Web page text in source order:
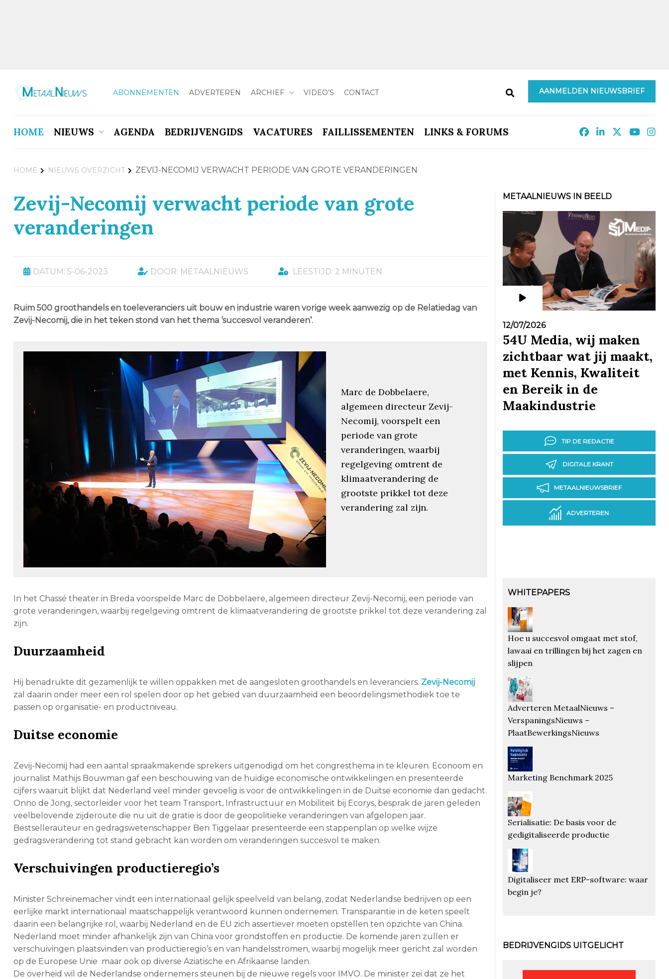
ABONNEMENTEN ADVERTEREN ARCHIEF VIDEO’S CONTACT AANMELDEN NIEUWSBRIEF
HOME NIEUWS AGENDA BEDRIJVENGIDS VACATURES FAILLISSEMENTEN LINKS & FORUMS
HOME NIEUWS OVERZICHT ZEVIJ-NECOMIJ VERWACHT PERIODE VAN GROTE VERANDERINGEN
Zevij-Necomij verwacht periode van grote
veranderingen
DATUM: 5-06-2023 DOOR: METAALNIEUWS LEESTIJD: 2 MINUTEN
Ruim 500 groothandels en toeleveranciers uit bouw en industrie waren vorige week aanwezig op de Relatiedag van
Zevij-Necomij, die in het teken stond van het thema ‘succesvol veranderen’.
Marc de Dobbelaere,
algemeen directeur Zevij-
Necomij, voorspelt een
periode van grote
veranderingen, waarbij
regelgeving omtrent de
klimaatverandering de
grootste prikkel tot deze
verandering zal zijn.
In het Chassé theater in Breda voorspelde Marc de Dobbelaere, algemeen directeur Zevij-Necomij, een periode van
grote veranderingen, waarbij regelgeving omtrent de klimaatverandering de grootste prikkel tot deze verandering zal
zijn.
Duurzaamheid
Hij benadrukte dit gezamenlijk te willen oppakken met de aangesloten groothandels en leveranciers. Zevij-Necomij
zal daarin onder meer een rol spelen door op het gebied van duurzaamheid een beoordelingsmethodiek toe te
passen op organisatie- en productniveau.
Duitse economie
Zevij-Necomij had een aantal spraakmakende sprekers uitgenodigd om het congresthema in te kleuren. Econoom en
journalist Mathijs Bouwman gaf een beschouwing van de huidige economische ontwikkelingen en presenteerde
cijfers waaruit blijkt dat Nederland veel minder gevoelig is voor de ontwikkelingen in de Duitse economie dan gedacht.
Onno de Jong, sectorleider voor het team Transport, Infrastructuur en Mobiliteit bij Ecorys, besprak de jaren geleden
veelbelovende zijderoute die nu uit de gratie is door de geopolitieke veranderingen van afgelopen jaar.
Bestsellerauteur en gedragswetenschapper Ben Tiggelaar presenteerde een stappenplan op welke wijze
gedragsverandering tot stand gebracht kan worden om veranderingen succesvol te maken.
Verschuivingen productieregio’s
Minister Schreinemacher vindt een internationaal gelijk speelveld van belang, zodat Nederlandse bedrijven op een
eerlijke markt internationaal maatschappelijk verantwoord kunnen ondernemen. Transparantie in de keten speelt
daarin een belangrijke rol, waarbij Nederland en de EU zich assertiever moeten opstellen ten opzichte van China.
Nederland moet minder afhankelijk zijn van China voor grondstoffen en productie. De komende jaren zullen er
verschuivingen plaatsvinden van productieregio’s en van handelsstromen, waarbij mogelijk meer gericht zal worden
op de Europese Unie maar ook op diverse Aziatische en Afrikaanse landen.
De overheid wil de Nederlandse ondernemers steunen bij de nieuwe regels voor IMVO. De minister zei dat ze het
METAALNIEUWS IN BEELD
12/07/2026
54U Media, wij maken
zichtbaar wat jij maakt,
met Kennis, Kwaliteit
en Bereik in de
Maakindustrie
TIP DE REDACTIE
DIGITALE KRANT
METAALNIEUWSBRIEF
ADVERTEREN
WHITEPAPERS
Hoe u succesvol omgaat met stof,
lawaai en trillingen bij het zagen en
slijpen
Adverteren MetaalNieuws –
VerspaningsNieuws –
PlaatBewerkingsNieuws
Marketing Benchmark 2025
Serialisatie: De basis voor de
gedigitaliseerde productie
Digitaliseer met ERP-software: waar
begin je?
BEDRIJVENGIDS UITGELICHT